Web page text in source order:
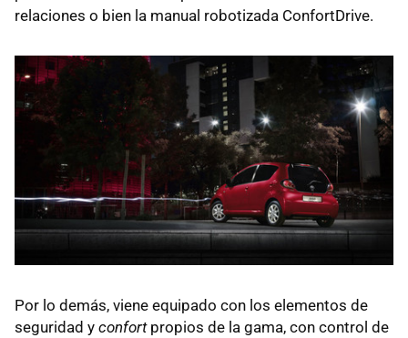
relaciones o bien la manual robotizada ConfortDrive.
Por lo demás, viene equipado con los elementos de
seguridad y confortpropios de la gama, con control de